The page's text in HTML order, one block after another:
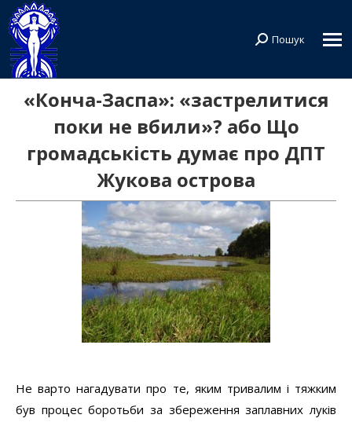
Search:
Пошук
«Конча-Заспа»: «застрелитися
поки не вбили»? або Що
громадськість думає про ДПТ
Жукова острова
Не варто нагадувати про те, яким тривалим і тяжким
був процес боротьби за збереження заплавних луків